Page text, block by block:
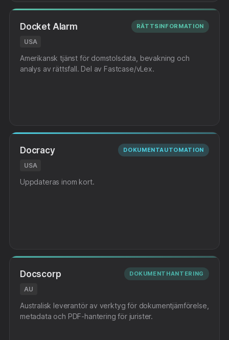
Docket Alarm
USA
RÄTTSINFORMATION
Amerikansk tjänst för domstolsdata, bevakning och
analys av rättsfall. Del av Fastcase/vLex.
Docracy
USA
DOKUMENTAUTOMATION
Uppdateras inom kort.
Docscorp
AU
DOKUMENTHANTERING
Australisk leverantör av verktyg för dokumentjämförelse,
metadata och PDF-hantering för jurister.